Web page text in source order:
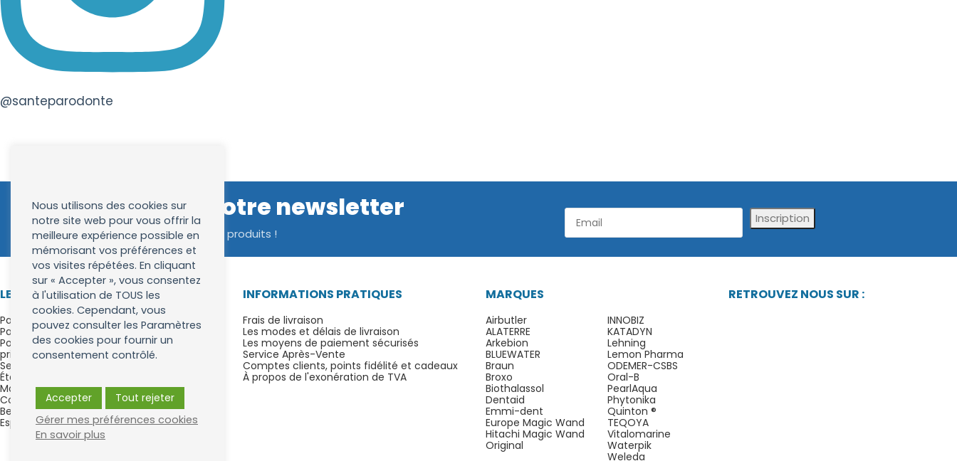
@santeparodonte
Inscrivez vous à notre newsletter
Bénéficiez d'avantages exclusifs sur nos produits !
Inscription
LESBROSSESADENTS.FR
Paiement en 4x sans frais avec Alma ou
PayPal
Politique concernant le respect de la vie
privée
Service client
Étapes de vos achats en ligne
Modalités de rétractation
Conditions générales de vente
Besoin d'aide & FAQ
Espace affilié
INFORMATIONS PRATIQUES
Frais de livraison
Les modes et délais de livraison
Les moyens de paiement sécurisés
Service Après-Vente
Comptes clients, points fidélité et cadeaux
À propos de l'exonération de TVA
MARQUES
Airbutler
ALATERRE
Arkebion
BLUEWATER
Braun
Broxo
Biothalassol
Dentaid
Emmi-dent
Europe Magic Wand
Hitachi Magic Wand
Original
INNOBIZ
KATADYN
Lehning
Lemon Pharma
ODEMER-CSBS
Oral-B
PearlAqua
Phytonika
Quinton ®
TEQOYA
Vitalomarine
Waterpik
Weleda
RETROUVEZ NOUS SUR :
Nous utilisons des cookies sur
notre site web pour vous offrir la
meilleure expérience possible en
mémorisant vos préférences et
vos visites répétées. En cliquant
sur « Accepter », vous consentez
à l'utilisation de TOUS les
cookies. Cependant, vous
pouvez consulter les Paramètres
des cookies pour fournir un
consentement contrôlé.
Accepter
Tout rejeter
Gérer mes préférences cookies
En savoir plus